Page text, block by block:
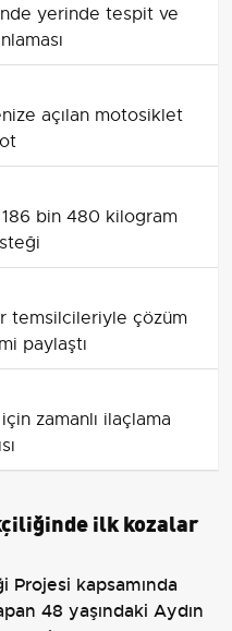
yerinde tespit ve
açılan motosiklet
bin 480 kilogram
temsilcileriyle çözüm
paylaştı
zamanlı ilaçlama
ilk kozalar
kapsamında
48 yaşındaki Aydın